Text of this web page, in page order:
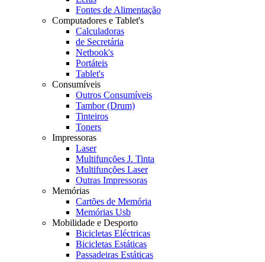
Fontes de Alimentação
Computadores e Tablet's
Calculadoras
de Secretária
Netbook's
Portáteis
Tablet's
Consumíveis
Outros Consumíveis
Tambor (Drum)
Tinteiros
Toners
Impressoras
Laser
Multifunções J. Tinta
Multifunções Laser
Outras Impressoras
Memórias
Cartões de Memória
Memórias Usb
Mobilidade e Desporto
Bicicletas Eléctricas
Bicicletas Estáticas
Passadeiras Estáticas